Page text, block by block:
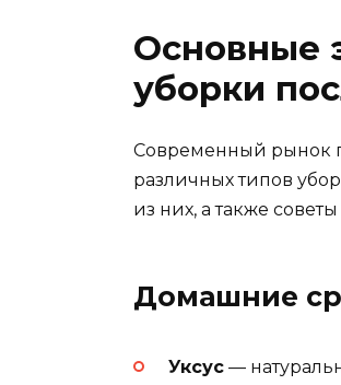
Основные
уборки
Современный рынок
различных типов
из них, а также
Домашние
Уксус —